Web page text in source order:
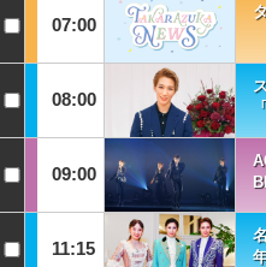
07:00
08:00
09:00
11:15